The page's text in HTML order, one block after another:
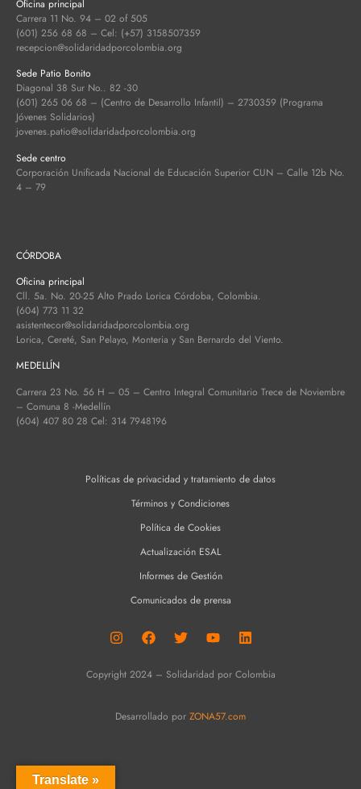
Oficina principal
Carrera 11 No. 94 – 02 of 505
(601) 256 68 68 – Cel: (+57) 3158507359
recepcion@solidaridadporcolombia.org
Sede Patio Bonito
Diagonal 38 Sur No.. 82 -30
(601) 265 06 68 – (Centro de Desarrollo Infantil) – 2730359 (Programa
Jóvenes Solidarios)
jovenes.patio@solidaridadporcolombia.org
Sede centro
Corporación Unificada Nacional de Educación Superior CUN – Calle 12b No.
4 – 79
CÓRDOBA
Oficina principal
Cll. 5a. No. 20-25 Alto Prado Lorica Córdoba, Colombia.
(604) 773 11 32
asistentecor@solidaridadporcolombia.org
Lorica, Cereté, San Pelayo, Monteria y San Bernardo del Viento.
MEDELLÍN
Carrera 23 No. 56 H – 05 – Centro Integral Comunitario Trece de Noviembre
– Comuna 8 -Medellín
(604) 407 80 28 Cel: 314 7948196
Políticas de privacidad y tratamiento de datos
Términos y Condiciones
Política de Cookies
Actualización ESAL
Informes de Gestión
Comunicados de prensa
Copyright 2024 – Solidaridad por Colombia
Desarrollado por ZONA57.com
Translate »